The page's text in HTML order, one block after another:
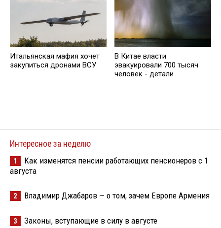
Итальянская мафия хочет
закупиться дронами ВСУ
В Китае власти
эвакуировали 700 тысяч
человек - детали
Интересное за неделю
1
Как изменятся пенсии работающих пенсионеров с 1
августа
2 Владимир Джабаров — о том, зачем Европе Армения
3 Законы, вступающие в силу в августе